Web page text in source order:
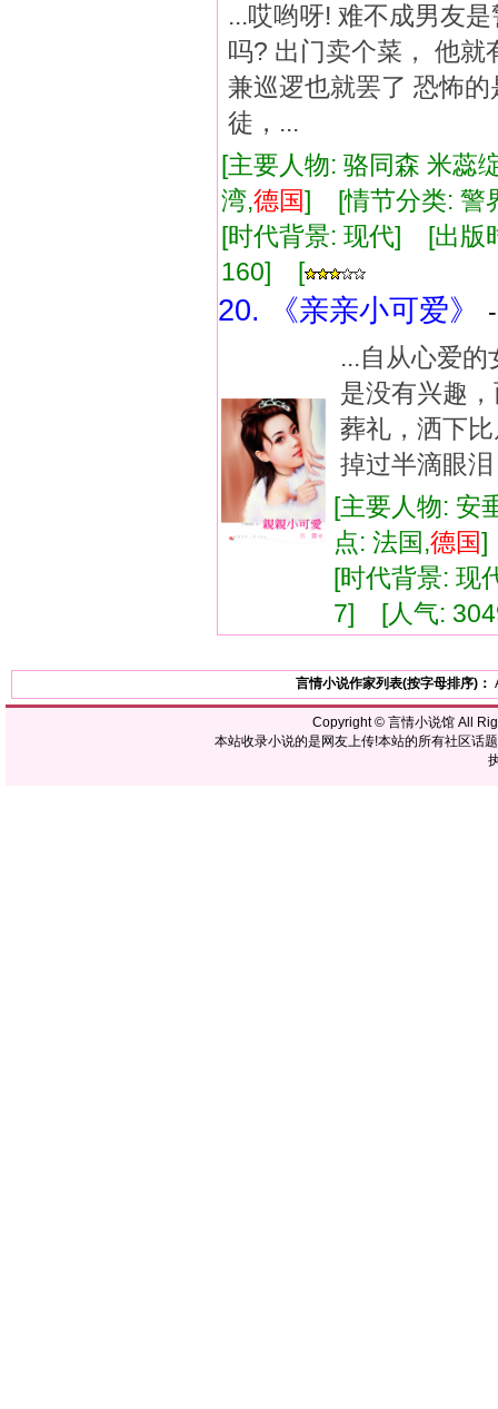
...哎哟呀! 难不成男友
吗? 出门卖个菜， 他
兼巡逻也就罢了 恐怖
徒，...
[主要人物: 骆同森 米蕊
湾,德国] [情节分类:
[时代背景: 现代] [出
160] [
20. 《亲亲小可爱》
...自从心爱
是没有兴趣
葬礼，洒下
掉过半滴眼
[主要人物: 安
点: 法国,德国]
[时代背景:
7] [人气:
言情小说作家列表(按字母排序)：
Copyright © 言情小说馆All
本站收录小说的是网友上传!本站的所有社区话